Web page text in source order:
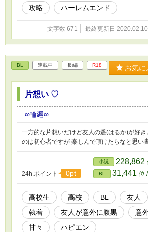
攻略
ハーレムエンド
文字数 671 最終更新日 2020.02.10
BL 連載中 長編 R18 お気に
片想い ♡
∞輪廻∞
一方的な片想いだけど友人の遥(はるか)が好
のは初心者ですが 楽しんで頂けたらなと思い
24h.ポイント 0pt
小説 228,862
BL 31,441 位
高校生 高校 BL 友人
執着
友人が意外に腹黒
意
甘々
ハピエン